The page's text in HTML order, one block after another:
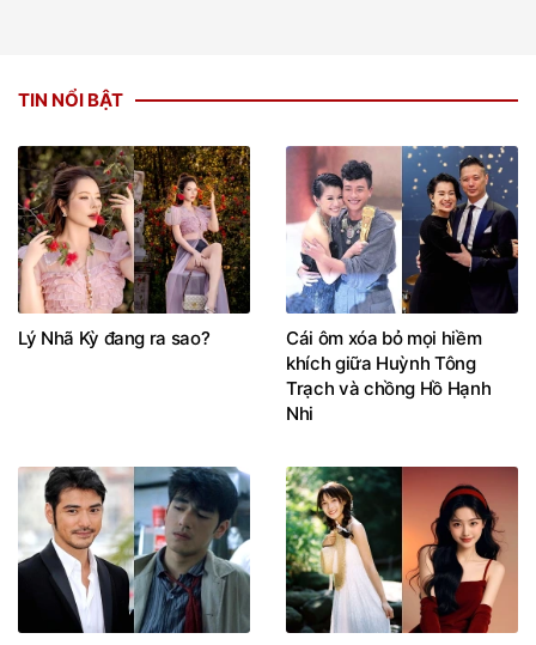
TIN NỔI BẬT
Lý Nhã Kỳ đang ra sao?
Cái ôm xóa bỏ mọi hiềm
khích giữa Huỳnh Tông
Trạch và chồng Hồ Hạnh
Nhi